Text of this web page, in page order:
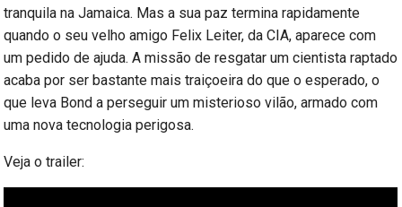
tranquila na Jamaica. Mas a sua paz termina rapidamente
quando o seu velho amigo Felix Leiter, da CIA, aparece com
um pedido de ajuda. A missão de resgatar um cientista raptado
acaba por ser bastante mais traiçoeira do que o esperado, o
que leva Bond a perseguir um misterioso vilão, armado com
uma nova tecnologia perigosa.
Veja o trailer: